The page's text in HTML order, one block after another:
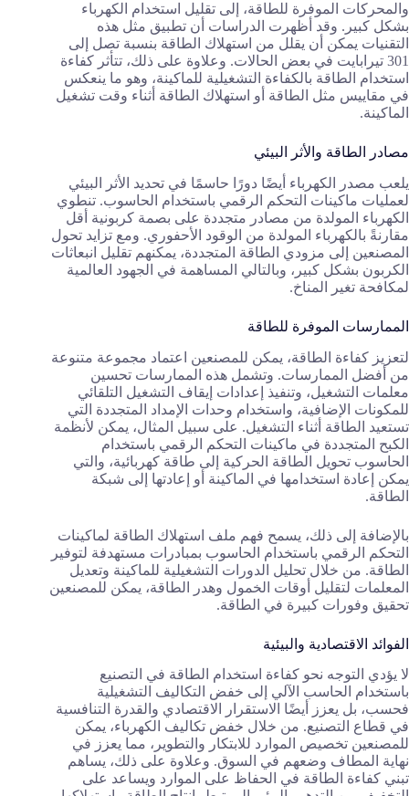
والمحركات الموفرة للطاقة، إلى تقليل استخدام الكهرباء
بشكل كبير. وقد أظهرت الدراسات أن تطبيق مثل هذه
التقنيات يمكن أن يقلل من استهلاك الطاقة بنسبة تصل إلى
301 تيرابايت في بعض الحالات. وعلاوة على ذلك، تتأثر كفاءة
استخدام الطاقة بالكفاءة التشغيلية للماكينة، وهو ما ينعكس
في مقاييس مثل الطاقة أو استهلاك الطاقة أثناء وقت تشغيل
الماكينة.
مصادر الطاقة والأثر البيئي
يلعب مصدر الكهرباء أيضًا دورًا حاسمًا في تحديد الأثر البيئي
لعمليات ماكينات التحكم الرقمي باستخدام الحاسوب. تنطوي
الكهرباء المولدة من مصادر متجددة على بصمة كربونية أقل
مقارنةً بالكهرباء المولدة من الوقود الأحفوري. ومع تزايد تحول
المصنعين إلى مزودي الطاقة المتجددة، يمكنهم تقليل انبعاثات
الكربون بشكل كبير، وبالتالي المساهمة في الجهود العالمية
لمكافحة تغير المناخ.
الممارسات الموفرة للطاقة
لتعزيز كفاءة الطاقة، يمكن للمصنعين اعتماد مجموعة متنوعة
من أفضل الممارسات. وتشمل هذه الممارسات تحسين
معلمات التشغيل، وتنفيذ إعدادات إيقاف التشغيل التلقائي
للمكونات الإضافية، واستخدام وحدات الإمداد المتجددة التي
تستعيد الطاقة أثناء التشغيل. على سبيل المثال، يمكن لأنظمة
الكبح المتجددة في ماكينات التحكم الرقمي باستخدام
الحاسوب تحويل الطاقة الحركية إلى طاقة كهربائية، والتي
يمكن إعادة استخدامها في الماكينة أو إعادتها إلى شبكة
الطاقة.
بالإضافة إلى ذلك، يسمح فهم ملف استهلاك الطاقة لماكينات
التحكم الرقمي باستخدام الحاسوب بمبادرات مستهدفة لتوفير
الطاقة. من خلال تحليل الدورات التشغيلية للماكينة وتعديل
المعلمات لتقليل أوقات الخمول وهدر الطاقة، يمكن للمصنعين
تحقيق وفورات كبيرة في الطاقة.
الفوائد الاقتصادية والبيئية
لا يؤدي التوجه نحو كفاءة استخدام الطاقة في التصنيع
باستخدام الحاسب الآلي إلى خفض التكاليف التشغيلية
فحسب، بل يعزز أيضًا الاستقرار الاقتصادي والقدرة التنافسية
في قطاع التصنيع. من خلال خفض تكاليف الكهرباء، يمكن
للمصنعين تخصيص الموارد للابتكار والتطوير، مما يعزز في
نهاية المطاف وضعهم في السوق. وعلاوة على ذلك، يساهم
تبني كفاءة الطاقة في الحفاظ على الموارد ويساعد على